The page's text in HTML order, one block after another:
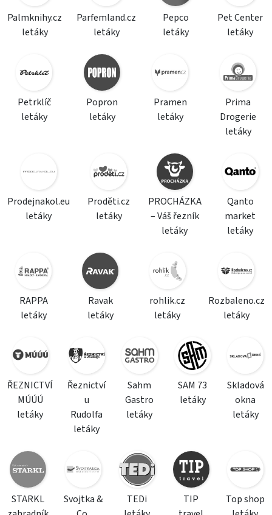
Palmknihy.cz
letáky
Parfemland.cz
letáky
Pepco
letáky
Pet Center
letáky
Petrklíč
letáky
Popron
letáky
Pramen
letáky
Prima
Drogerie
letáky
Prodejnakol.eu
letáky
Proděti.cz
letáky
PROCHÁZKA
– Váš řezník
letáky
Qanto
market
letáky
RAPPA
letáky
Ravak
letáky
rohlik.cz
letáky
Rozbaleno.cz
letáky
ŘEZNICTVÍ
MÚÚÚ
letáky
Řeznictví
u
Rudolfa
letáky
Sahm
Gastro
letáky
SAM 73
letáky
Skladová
okna
letáky
STARKL
Svojtka &
TEDi
TIP
Top shop